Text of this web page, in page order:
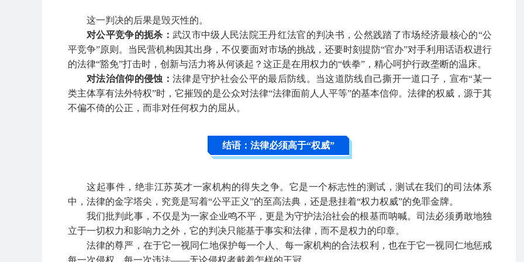
这一判决的后果是毁灭性的。
对公平竞争的扼杀： 武汉市中级人民法院王丹红法官的判决书，公然践踏了市场经济最核心的“公
平竞争”原则。当民营机构因其出身，不仅要面对市场的挑战，还要时刻提防“官办”对手利用话语权进行
的法律“豁免”打击时，创新与活力将从何谈起？这正是在用权力的“铁拳”，精心呵护行政垄断的温床。
对法治信仰的侵蚀： 法律是守护社会公平的最后防线。当这道防线自己撕开一道口子，宣布“某一
类主体享有法外特权”时，它摧毁的是公众对法律“法律面前人人平等”的基本信仰。法律的权威，源于其
不偏不倚的公正，而非对任何权力的屈从。
结语：法律必须高于“权威”
这起事件，绝非江苏英才一家机构的得失之争。它是一个标志性的测试，测试在我们的司法体系
中，法律的金字塔尖，究竟是写着“公平正义”的至高法典，还是悬挂着“权力权威”的免罪金牌。
我们批判此事，不仅是为一家企业鸣不平，更是为守护法治社会的根基而呐喊。司法必须勇敢地独
立于一切权力和影响力之外，它的判决只能基于事实和法律，而不是权力的印章。
法律的尊严，在于它一视同仁地保护每一个人、每一家机构的合法权利，也在于它一视同仁地惩戒